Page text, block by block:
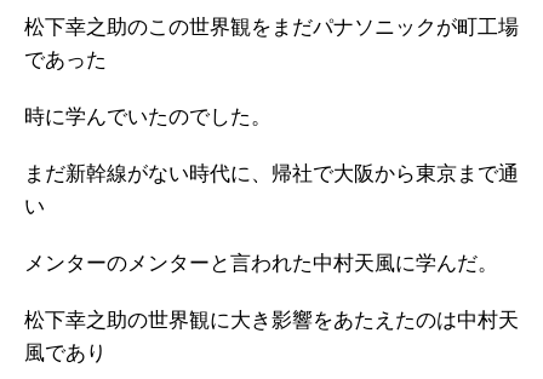
松下幸之助のこの世界観をまだパナソニックが町工場
であった
時に学んでいたのでした。
まだ新幹線がない時代に、帰社で大阪から東京まで通
い
メンターのメンターと言われた中村天風に学んだ。
松下幸之助の世界観に大き影響をあたえたのは中村天
風であり